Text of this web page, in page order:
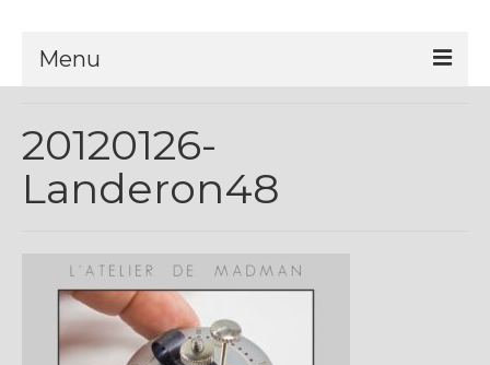
Menu
Contact
Espace Clients
Sur l’Établi 2011 – 2022
Marques Suisses du XXe siècle
20120126-
Landeron48